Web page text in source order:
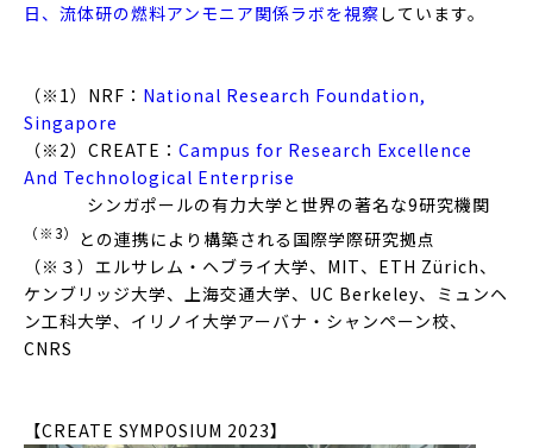
日、流体研の燃料アンモニア関係ラボを視察 しています。
（※1）NRF： National Research Foundation,
Singapore
（※2）CREATE： Campus for Research Excellence
And Technological Enterprise
シンガポールの有力大学と世界の著名な9研究機関
（※3）
との連携により構築される国際学際研究拠点
（※３）エルサレム・ヘブライ大学、MIT、ETH Zürich、
ケンブリッジ大学、上海交通大学、UC Berkeley、ミュンヘ
ン工科大学、イリノイ大学アーバナ・シャンペーン校、
CNRS
【CREATE SYMPOSIUM 2023】